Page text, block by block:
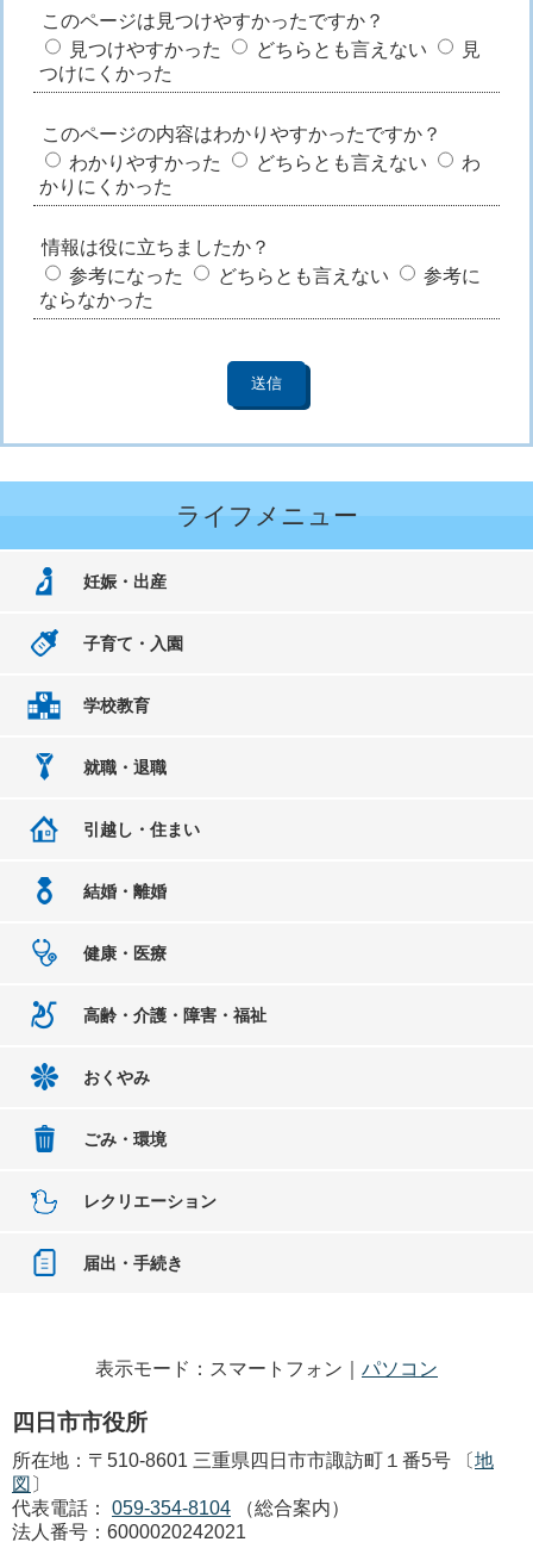
このページは見つけやすかったですか？
見つけやすかった
どちらとも言えない
見
つけにくかった
このページの内容はわかりやすかったですか？
わかりやすかった
どちらとも言えない
わ
かりにくかった
情報は役に立ちましたか？
参考になった
どちらとも言えない
参考に
ならなかった
ライフメニュー
妊娠・出産
子育て・入園
学校教育
就職・退職
引越し・住まい
結婚・離婚
健康・医療
高齢・介護・障害・福祉
おくやみ
ごみ・環境
レクリエーション
届出・手続き
表示モード：スマートフォン｜ パソコン
四日市市役所
所在地：〒510-8601 三重県四日市市諏訪町１番5号 〔地
図 〕
代表電話：
059-354-8104
（総合案内）
法人番号：6000020242021